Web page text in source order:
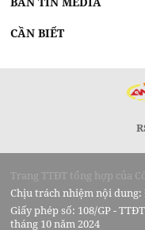
CẦN BIẾT
Trang TTĐT tổng hợp của
Chịu trách nhiệm nội
Giấy phép số: 108/GP -
tháng 10 năm 2024